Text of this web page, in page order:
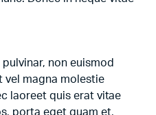
non euismod
vel magna molestie
laoreet quis erat vitae
porta eget quam et,